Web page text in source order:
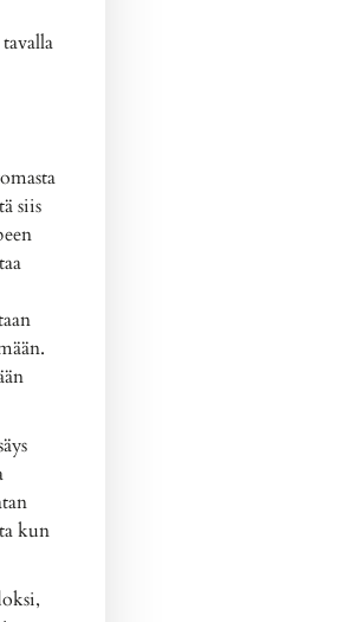
siis
kun